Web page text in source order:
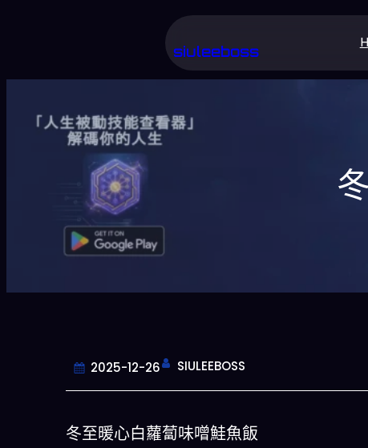
主
siuleeboss
2025-12-26 SIULEEBOSS
冬至暖心白蘿蔔味噌鮭魚飯